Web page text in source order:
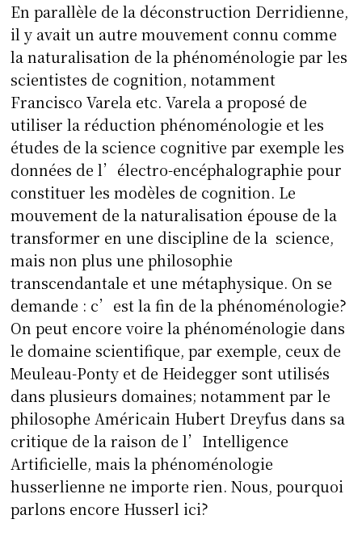
En parallèle de la déconstruction Derridienne,
il y avait un autre mouvement connu comme
la naturalisation de la phénoménologie par les
scientistes de cognition, notamment
Francisco Varela etc. Varela a proposé de
utiliser la réduction phénoménologie et les
études de la science cognitive par exemple les
données de l’électro-encéphalographie pour
constituer les modèles de cognition. Le
mouvement de la naturalisation épouse de la
transformer en une discipline de la science,
mais non plus une philosophie
transcendantale et une métaphysique. On se
demande : c’est la fin de la phénoménologie?
On peut encore voire la phénoménologie dans
le domaine scientifique, par exemple, ceux de
Meuleau-Ponty et de Heidegger sont utilisés
dans plusieurs domaines; notamment par le
philosophe Américain Hubert Dreyfus dans sa
critique de la raison de l’Intelligence
Artificielle, mais la phénoménologie
husserlienne ne importe rien. Nous, pourquoi
parlons encore Husserl ici?